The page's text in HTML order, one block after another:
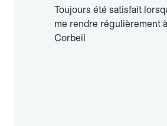
Toujours été satisfait
me rendre régulièrement
Corbeil